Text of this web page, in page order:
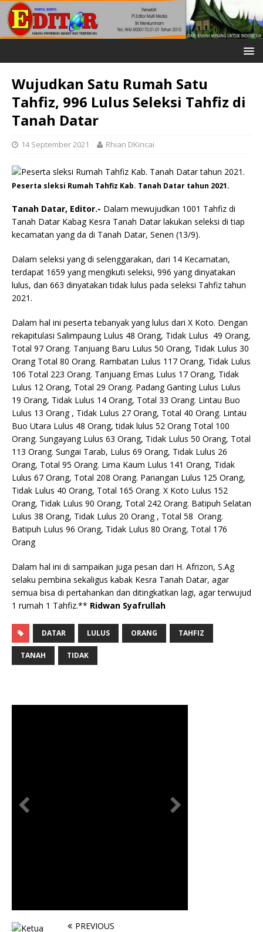
Wujudkan Satu Rumah Satu
Tahfiz, 996 Lulus Seleksi Tahfiz di
Tanah Datar
14 September 2021 Rhian DKincai
Peserta sleksi Rumah Tahfiz Kab. Tanah Datar tahun 2021.
Tanah Datar, Editor.- Dalam mewujudkan 1001 Tahfiz di
Tanah Datar Kabag Kesra Tanah Datar lakukan seleksi di tiap
kecamatan yang da di Tanah Datar, Senen (13/9).
Dalam seleksi yang di selenggarakan, dari 14 Kecamatan,
terdapat 1659 yang mengikuti seleksi, 996 yang dinyatakan
lulus, dan 663 dinyatakan tidak lulus pada seleksi Tahfiz tahun
2021.
Dalam hal ini peserta tebanyak yang lulus dari X Koto. Dengan
rekapitulasi Salimpaung Lulus 48 Orang, Tidak Lulus 49 Orang,
Total 97 Orang. Tanjuang Baru Lulus 50 Orang, Tidak Lulus 30
Orang Total 80 Orang. Rambatan Lulus 117 Orang, Tidak Lulus
106 Total 223 Orang. Tanjuang Emas Lulus 17 Orang, Tidak
Lulus 12 Orang, Total 29 Orang. Padang Ganting Lulus Lulus
19 Orang, Tidak Lulus 14 Orang, Total 33 Orang. Lintau Buo
Lulus 13 Orang , Tidak Lulus 27 Orang, Total 40 Orang. Lintau
Buo Utara Lulus 48 Orang, tidak lulus 52 Orang Total 100
Orang. Sungayang Lulus 63 Orang, Tidak Lulus 50 Orang, Total
113 Orang. Sungai Tarab, Lulus 69 Orang, Tidak Lulus 26
Orang, Total 95 Orang. Lima Kaum Lulus 141 Orang, Tidak
Lulus 67 Orang, Total 208 Orang. Pariangan Lulus 125 Orang,
Tidak Lulus 40 Orang, Total 165 Orang. X Koto Lulus 152
Orang, Tidak Lulus 90 Orang, Total 242 Orang. Batipuh Selatan
Lulus 38 Orang, Tidak Lulus 20 Orang , Total 58 Orang.
Batipuh Lulus 96 Orang, Tidak Lulus 80 Orang, Total 176
Orang
Dalam hal ini di sampaikan juga pesan dari H. Afrizon, S.Ag
selaku pembina sekaligus kabak Kesra Tanah Datar, agar
semua bisa di pertahankan dan ditingkatkan lagi, agar terwujud
1 rumah 1 Tahfiz.** Ridwan Syafrullah
DATAR LULUS ORANG TAHFIZ
TANAH TIDAK
PREVIOUS